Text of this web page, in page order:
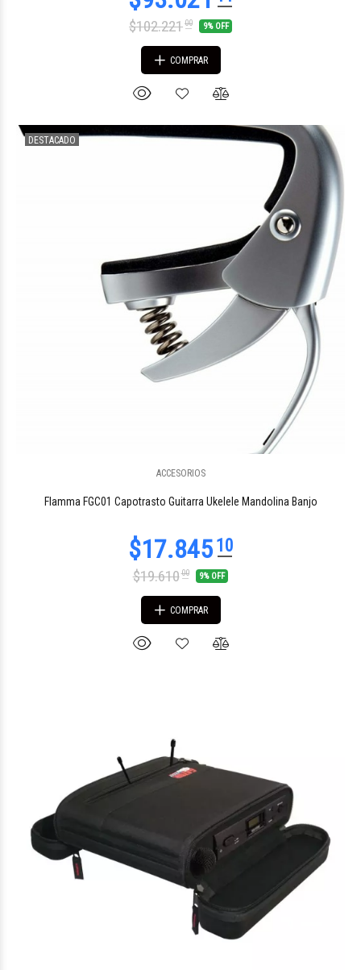
$102.22100 9% OFF
COMPRAR
DESTACADO
ACCESORIOS
Flamma FGC01 Capotrasto Guitarra Ukelele Mandolina Banjo
$19.61000 9% OFF
COMPRAR